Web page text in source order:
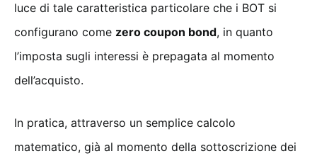
luce di tale caratteristica particolare che i BOT si
configurano come zero coupon bond, in quanto
l’imposta sugli interessi è prepagata al momento
dell’acquisto.
In pratica, attraverso un semplice calcolo
matematico, già al momento della sottoscrizione dei